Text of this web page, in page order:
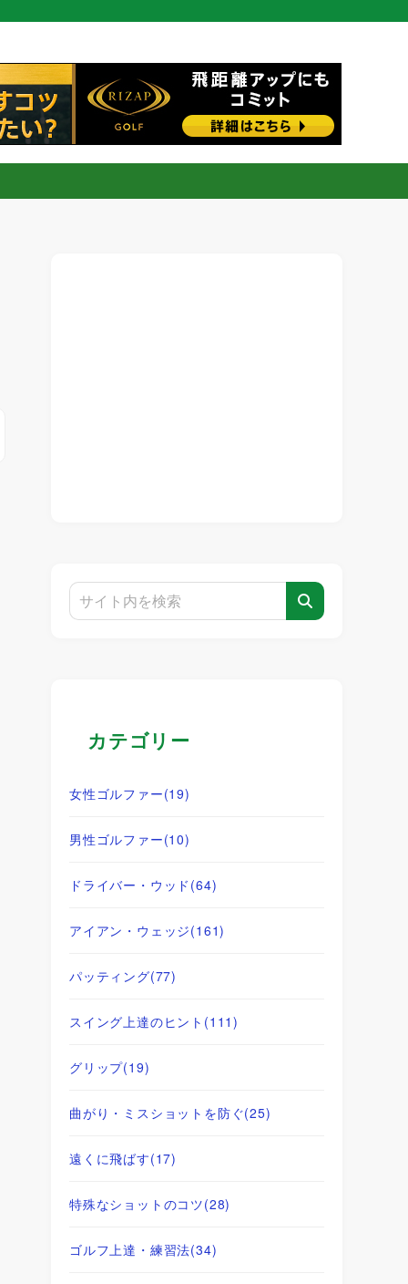
カテゴリー
女性ゴルファー(19)
男性ゴルファー(10)
ドライバー・ウッド (64)
アイアン・ウェッジ(161)
パッティング(77)
スイング上達のヒント (111)
グリップ(19)
曲がり・ミスショットを防ぐ(25)
遠くに飛ばす(17)
特殊なショットのコツ(28)
ゴルフ上達・練習法(34)